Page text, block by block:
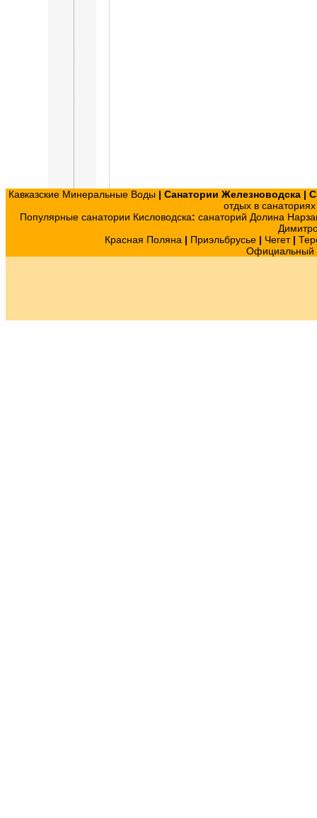
Кавказские Минеральные Воды | Санатории Железноводска |
отдых в
Популярные санатории Кисловодска: санаторий Долина
Красная Поляна | Приэльбрусье| Чегет|
Официальный